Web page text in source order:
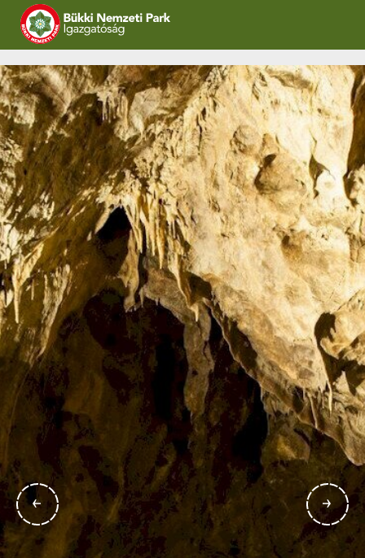
IGAZGATÓSÁG
TERMÉSZETVÉDELEM
VÍZVÉDELEM
ÖKOTURIZMUS
OKTATÁS
GEOPARKOK
KAPCSOLAT